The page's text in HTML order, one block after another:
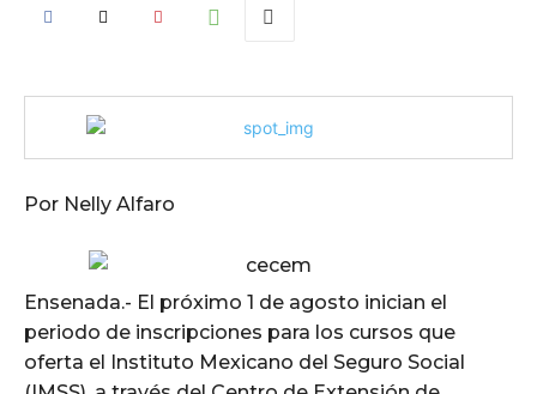
Por Nelly Alfaro
Ensenada.- El próximo 1 de agosto inician el
periodo de inscripciones para los cursos que
oferta el Instituto Mexicano del Seguro Social